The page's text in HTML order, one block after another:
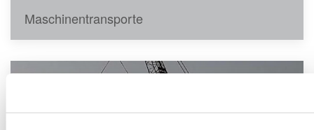
Maschinentransporte